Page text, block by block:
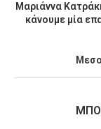
Μαριάννα
κάνουμε μία